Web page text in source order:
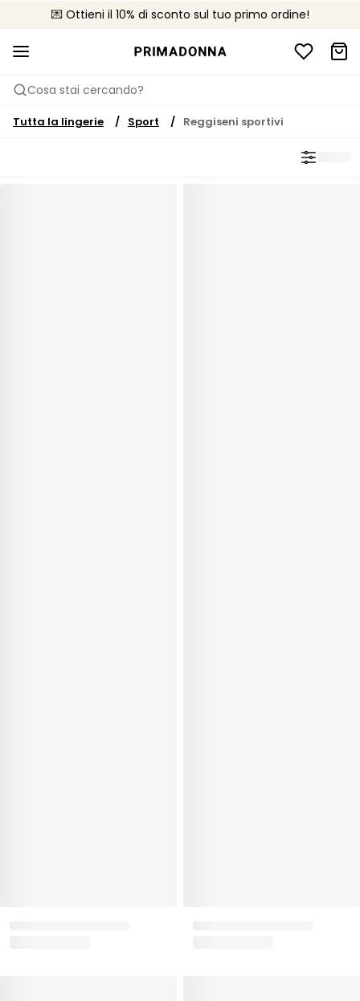
💌 Ottieni il 10% di sconto sul tuo primo ordine!
🚚 Consegna gratuita sopra i €75
📦 Resi gratuiti
Cosa stai cercando?
Tutta la lingerie Sport Reggiseni sportivi